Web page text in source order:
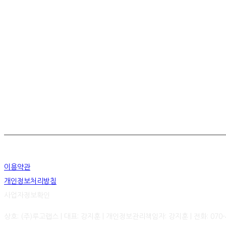
이용약관
개인정보처리방침
사업자정보확인
상호: (주)루고랩스 | 대표: 강지훈 | 개인정보관리책임자: 강지훈 | 전화: